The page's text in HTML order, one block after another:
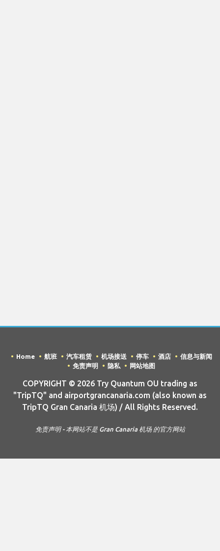
Home 航班 汽车租赁 机场接送 停车 酒店
信息与新闻
免责声明
隐私 网站地图
COPYRIGHT © 2026 Try Quantum OU trading as
"TripTQ" and airportgrancanaria.com (also known as
TripTQ Gran Canaria 机场) / All Rights Reserved.
免责声明 - 本网站不是 Gran Canaria 机场 的官方网站